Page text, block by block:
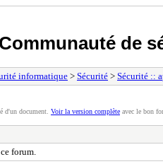
de
informatique > Sécurité > Sécurité ::
d'un document. Voir la version complète avec le bon
forum.